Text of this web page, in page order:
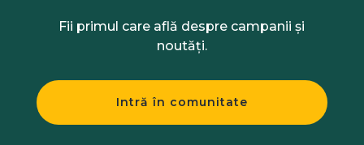
Fii primul care află despre campanii și
noutăți.
Intră în comunitate